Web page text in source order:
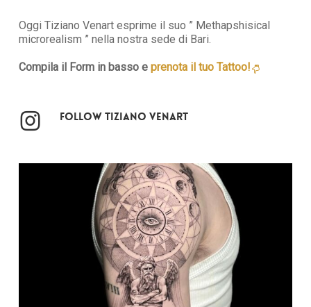
Oggi Tiziano Venart esprime il suo ” Methapshisical
microrealism ” nella nostra sede di Bari.
Compila il Form in basso e prenota il tuo Tattoo!
Follow Tiziano Venart